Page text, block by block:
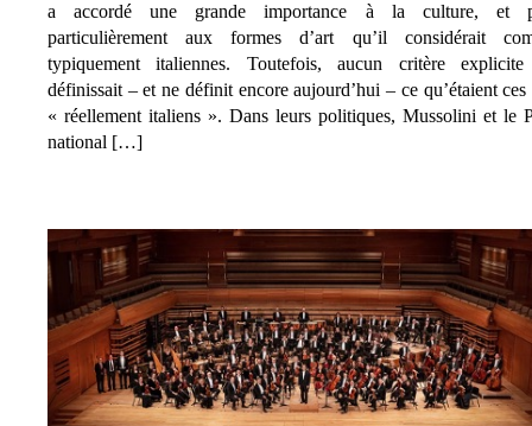
a accordé une grande importance à la culture, et
particulièrement aux formes d’art qu’il considérait
typiquement italiennes. Toutefois, aucun critère
définissait – et ne définit encore aujourd’hui – ce qu’étaient ces
« réellement italiens ». Dans leurs politiques, Mussolini et le
national […]